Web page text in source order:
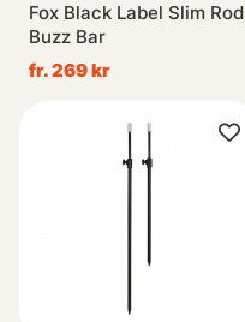
Fox Black Label Slim Rod
Buzz Bar
fr. 269 kr